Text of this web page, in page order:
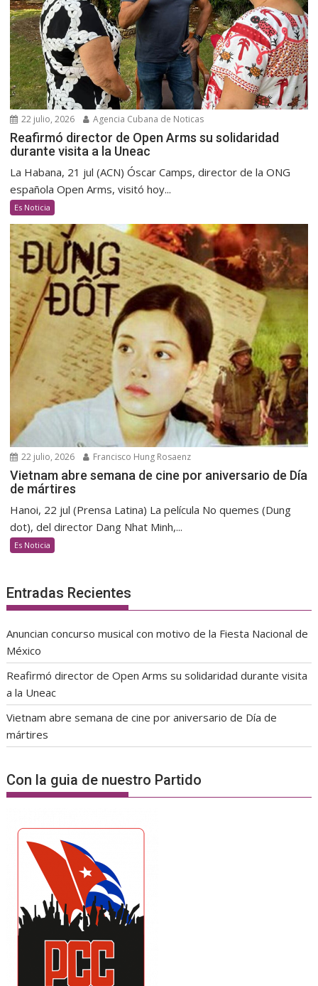
22 julio, 2026 Agencia Cubana de Noticas
Reafirmó director de Open Arms su solidaridad
durante visita a la Uneac
La Habana, 21 jul (ACN) Óscar Camps, director de la ONG
española Open Arms, visitó hoy...
Es Noticia
22 julio, 2026 Francisco Hung Rosaenz
Vietnam abre semana de cine por aniversario de Día
de mártires
Hanoi, 22 jul (Prensa Latina) La película No quemes (Dung
dot), del director Dang Nhat Minh,...
Es Noticia
Entradas Recientes
Anuncian concurso musical con motivo de la Fiesta Nacional de
México
Reafirmó director de Open Arms su solidaridad durante visita
a la Uneac
Vietnam abre semana de cine por aniversario de Día de
mártires
Con la guia de nuestro Partido